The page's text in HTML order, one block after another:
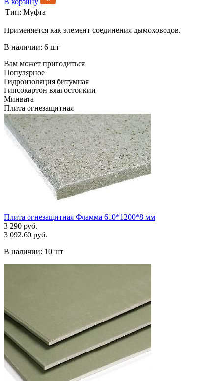
Тип: Муфта
Применяется как элемент соединения дымоховодов.
В наличии: 6 шт
Вам может пригодиться
Популярное
Гидроизоляция битумная
Гипсокартон влагостойкий
Минвата
Плита огнезащитная
Плита огнезащитная Фламма 610*1200*8 мм
3 290 руб.
3 092.60 руб.
В наличии: 10 шт